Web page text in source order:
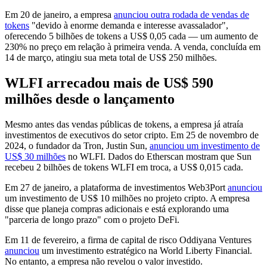
Em 20 de janeiro, a empresa anunciou outra rodada de vendas de
tokens "devido à enorme demanda e interesse avassalador",
oferecendo 5 bilhões de tokens a US$ 0,05 cada — um aumento de
230% no preço em relação à primeira venda. A venda, concluída em
14 de março, atingiu sua meta total de US$ 250 milhões.
WLFI arrecadou mais de US$ 590
milhões desde o lançamento
Mesmo antes das vendas públicas de tokens, a empresa já atraía
investimentos de executivos do setor cripto. Em 25 de novembro de
2024, o fundador da Tron, Justin Sun, anunciou um investimento de
US$ 30 milhões no WLFI. Dados do Etherscan mostram que Sun
recebeu 2 bilhões de tokens WLFI em troca, a US$ 0,015 cada.
Em 27 de janeiro, a plataforma de investimentos Web3Port anunciou
um investimento de US$ 10 milhões no projeto cripto. A empresa
disse que planeja compras adicionais e está explorando uma
"parceria de longo prazo" com o projeto DeFi.
Em 11 de fevereiro, a firma de capital de risco Oddiyana Ventures
anunciou um investimento estratégico na World Liberty Financial.
No entanto, a empresa não revelou o valor investido.